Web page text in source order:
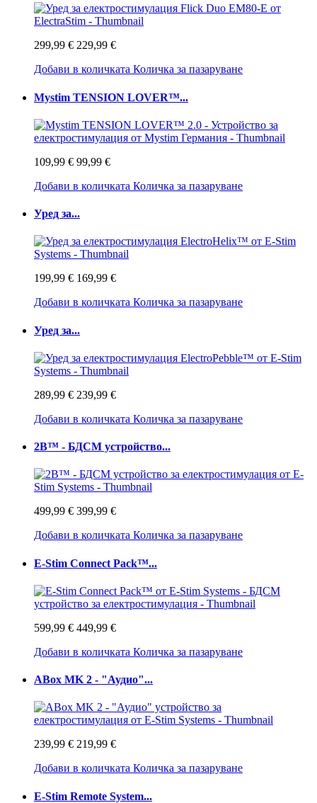
299,99 € 229,99 €
Добави в количката Количка за пазаруване
Mystim TENSION LOVER™...
109,99 € 99,99 €
Добави в количката Количка за пазаруване
Уред за...
199,99 € 169,99 €
Добави в количката Количка за пазаруване
Уред за...
289,99 € 239,99 €
Добави в количката Количка за пазаруване
2B™ - БДСМ устройство...
499,99 € 399,99 €
Добави в количката Количка за пазаруване
E-Stim Connect Pack™...
599,99 € 449,99 €
Добави в количката Количка за пазаруване
ABox MK 2 - "Аудио"...
239,99 € 219,99 €
Добави в количката Количка за пазаруване
E-Stim Remote System...